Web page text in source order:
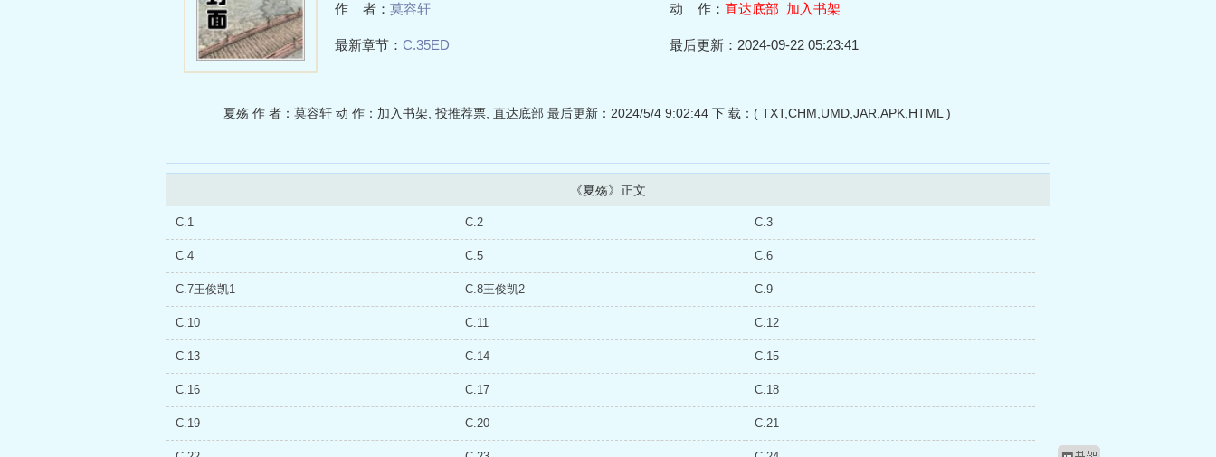
作 者： 莫容轩 动 作： 直达底部 加入书架
最新章节： C.35ED 最后更新：2024-09-22 05:23:41
夏殇 作 者：莫容轩 动 作：加入书架, 投推荐票, 直达底部 最后更新：2024/5/4 9:02:44 下 载：( TXT,CHM,UMD,JAR,APK,HTML )
《夏殇》正文
C.1 C.2 C.3
C.4 C.5 C.6
C.7王俊凯1 C.8王俊凯2 C.9
C.10 C.11 C.12
C.13 C.14 C.15
C.16 C.17 C.18
C.19 C.20 C.21